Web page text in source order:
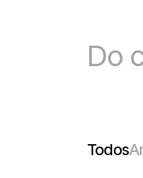
Do
Todos